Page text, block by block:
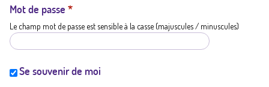
t
i
Mot de passe *
Le champ mot de passe est sensible à la casse (majuscules / minuscules)
Se souvenir de moi